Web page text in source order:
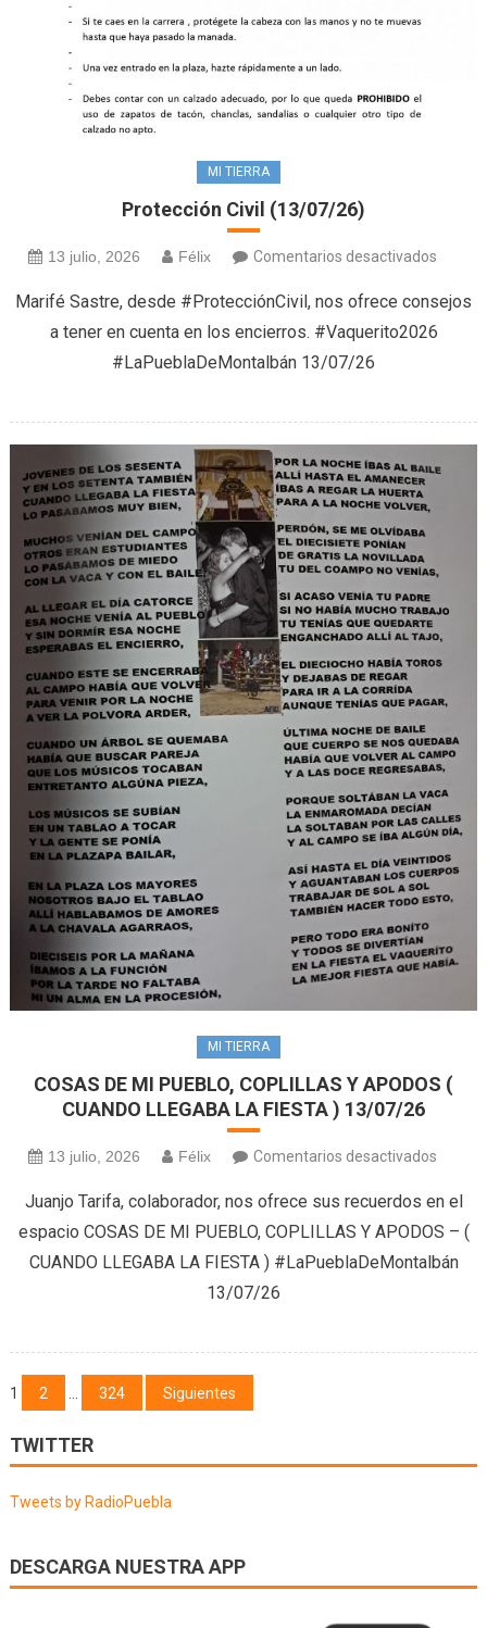
MI TIERRA
Protección Civil (13/07/26)
13 julio, 2026 Félix Comentarios desactivados
Civil
(13/
Marifé Sastre, desde #ProtecciónCivil, nos ofrece consejos
a tener en cuenta en los encierros. #Vaquerito2026
#LaPueblaDeMontalbán 13/07/26
MI TIERRA
COSAS DE MI PUEBLO, COPLILLAS Y APODOS (
CUANDO LLEGABA LA FIESTA ) 13/07/26
13 julio, 2026 Félix Comentarios desactivados
DE
MI
Juanjo Tarifa, colaborador, nos ofrece sus recuerdos en el
espacio COSAS DE MI PUEBLO, COPLILLAS Y APODOS – (
CUANDO LLEGABA LA FIESTA ) #LaPueblaDeMontalbán
13/07/26
Navegación
de
entradas
1 2 324 Siguientes
TWITTER
Tweets by RadioPuebla
DESCARGA NUESTRA APP